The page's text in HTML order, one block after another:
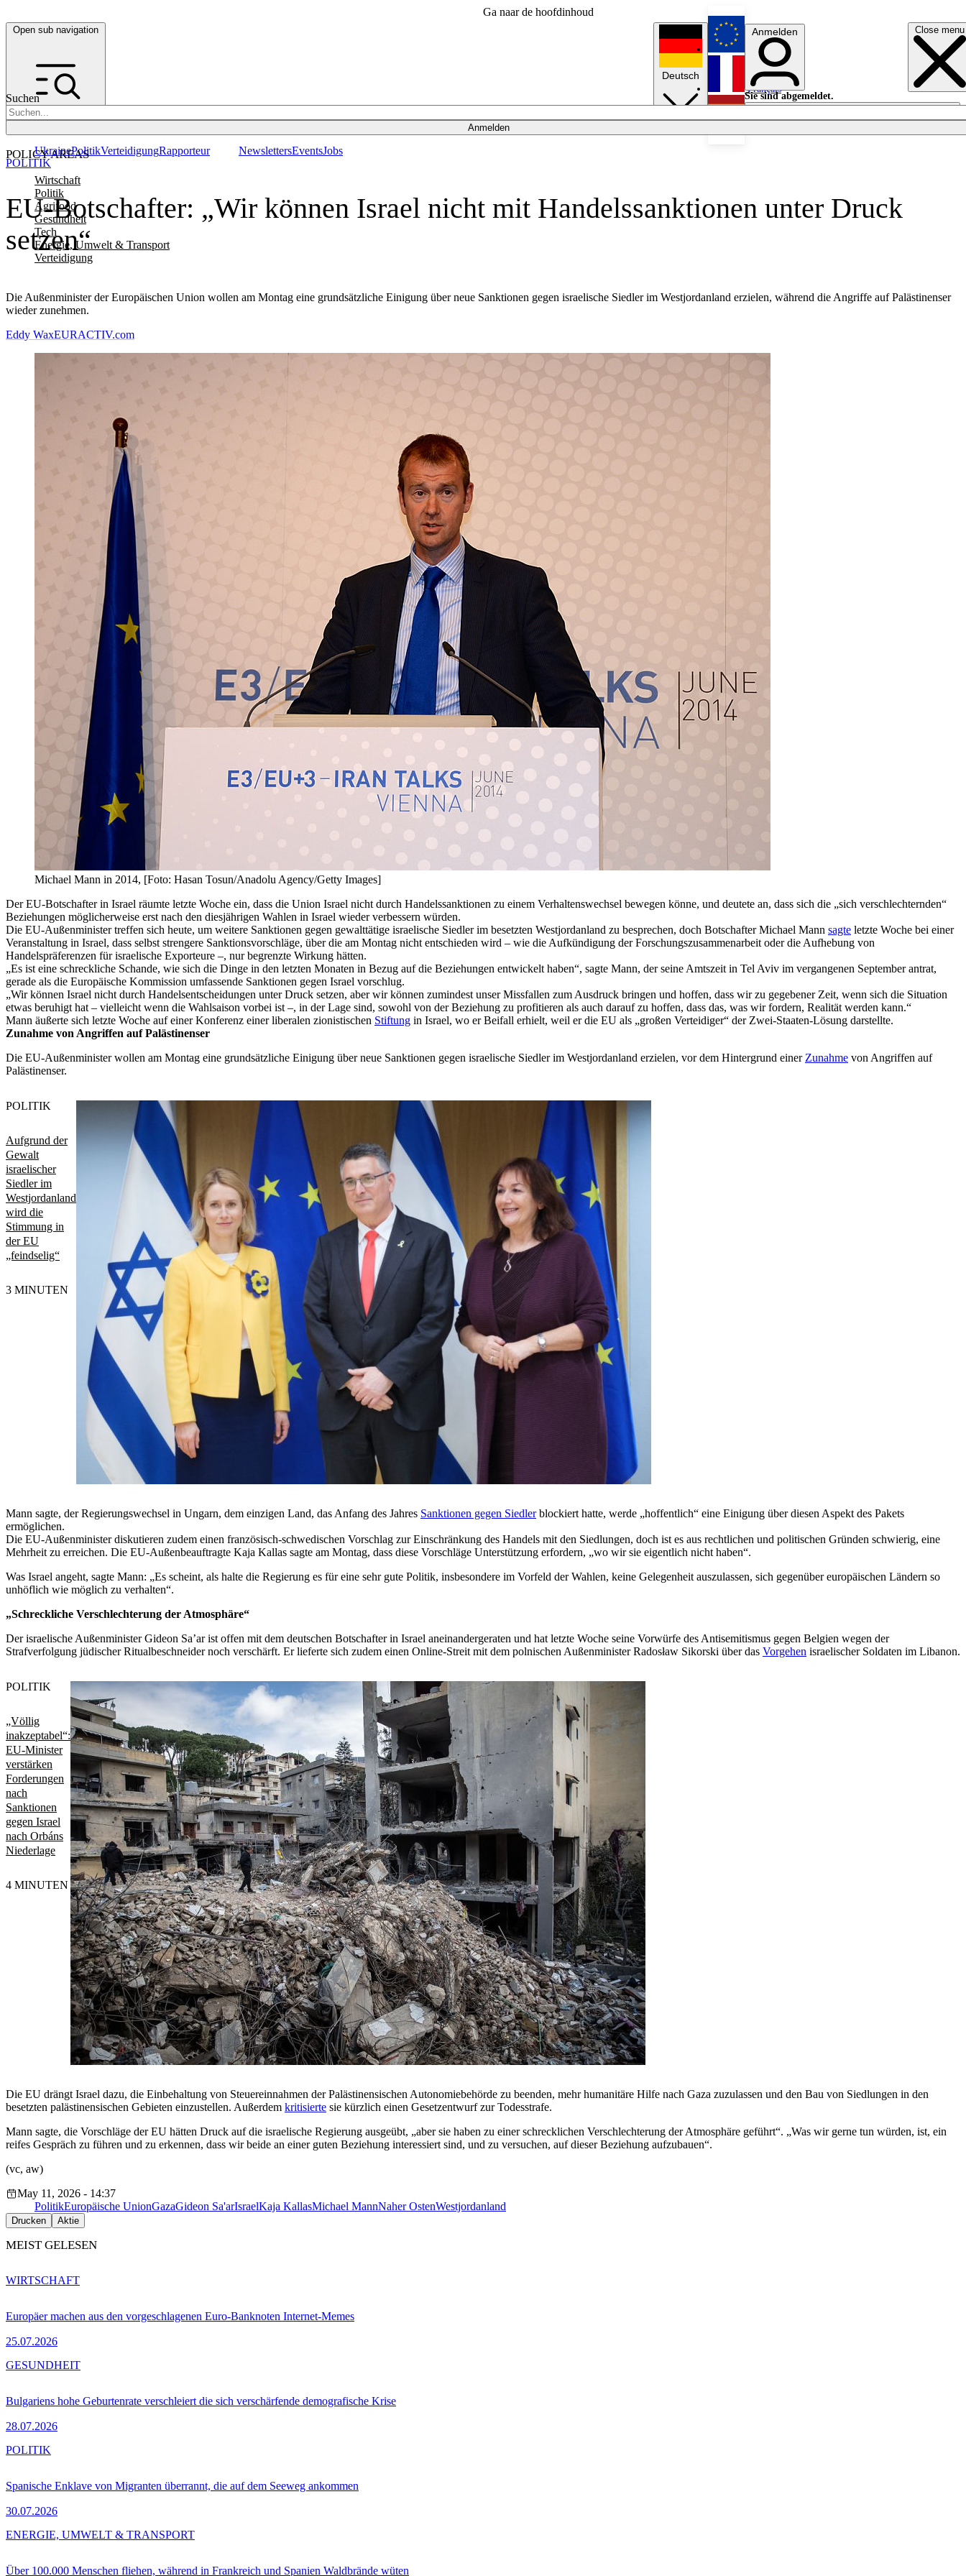
Ga naar de hoofdinhoud
Open sub navigation Close menu
Suchen
Anmelden
POLICY AREAS
Wirtschaft
Politik
Agrifood
Gesundheit
Tech
Energie, Umwelt & Transport
Verteidigung
UkrainePolitikVerteidigungRapporteur NewslettersEventsJobs
Deutsch
English
Français
Anmelden
Sie sind abgemeldet.
Anmelden
Licht aus
EU-Botschafter: „Wir können Israel nicht mit Handelssanktionen unter Druck
setzen“
Die Außenminister der Europäischen Union wollen am Montag eine grundsätzliche Einigung über neue Sanktionen gegen israelische Siedler im Westjordanland erzielen, während die Angriffe auf Palästinenser
wieder zunehmen.
POLITIK
Eddy WaxEURACTIV.com
Michael Mann in 2014, [Foto: Hasan Tosun/Anadolu Agency/Getty Images]
Der EU-Botschafter in Israel räumte letzte Woche ein, dass die Union Israel nicht durch Handelssanktionen zu einem Verhaltenswechsel bewegen könne, und deutete an, dass sich die „sich verschlechternden“
Beziehungen möglicherweise erst nach den diesjährigen Wahlen in Israel wieder verbessern würden.
Die EU-Außenminister treffen sich heute, um weitere Sanktionen gegen gewalttätige israelische Siedler im besetzten Westjordanland zu besprechen, doch Botschafter Michael Mann sagte letzte Woche bei einer
Veranstaltung in Israel, dass selbst strengere Sanktionsvorschläge, über die am Montag nicht entschieden wird – wie die Aufkündigung der Forschungszusammenarbeit oder die Aufhebung von
Handelspräferenzen für israelische Exporteure –, nur begrenzte Wirkung hätten.
„Es ist eine schreckliche Schande, wie sich die Dinge in den letzten Monaten in Bezug auf die Beziehungen entwickelt haben“, sagte Mann, der seine Amtszeit in Tel Aviv im vergangenen September antrat,
gerade als die Europäische Kommission umfassende Sanktionen gegen Israel vorschlug.
„Wir können Israel nicht durch Handelsentscheidungen unter Druck setzen, aber wir können zumindest unser Missfallen zum Ausdruck bringen und hoffen, dass wir zu gegebener Zeit, wenn sich die Situation
etwas beruhigt hat – vielleicht wenn die Wahlsaison vorbei ist –, in der Lage sind, sowohl von der Beziehung zu profitieren als auch darauf zu hoffen, dass das, was wir fordern, Realität werden kann.“
Mann äußerte sich letzte Woche auf einer Konferenz einer liberalen zionistischen Stiftung in Israel, wo er Beifall erhielt, weil er die EU als „großen Verteidiger“ der Zwei-Staaten-Lösung darstellte.
Zunahme von Angriffen auf Palästinenser
Die EU-Außenminister wollen am Montag eine grundsätzliche Einigung über neue Sanktionen gegen israelische Siedler im Westjordanland erzielen, vor dem Hintergrund einer Zunahme von Angriffen auf
Palästinenser.
Aufgrund der
Gewalt
israelischer
Siedler im
Westjordanland
wird die
Stimmung in
der EU
„feindselig“
POLITIK
3 MINUTEN
Mann sagte, der Regierungswechsel in Ungarn, dem einzigen Land, das Anfang des Jahres Sanktionen gegen Siedlerblockiert hatte, werde „hoffentlich“ eine Einigung über diesen Aspekt des Pakets
ermöglichen.
Die EU-Außenminister diskutieren zudem einen französisch-schwedischen Vorschlag zur Einschränkung des Handels mit den Siedlungen, doch ist es aus rechtlichen und politischen Gründen schwierig, eine
Mehrheit zu erreichen. Die EU-Außenbeauftragte Kaja Kallas sagte am Montag, dass diese Vorschläge Unterstützung erfordern, „wo wir sie eigentlich nicht haben“.
Was Israel angeht, sagte Mann: „Es scheint, als halte die Regierung es für eine sehr gute Politik, insbesondere im Vorfeld der Wahlen, keine Gelegenheit auszulassen, sich gegenüber europäischen Ländern so
unhöflich wie möglich zu verhalten“.
„Schreckliche Verschlechterung der Atmosphäre“
Der israelische Außenminister Gideon Sa’ar ist offen mit dem deutschen Botschafter in Israel aneinandergeraten und hat letzte Woche seine Vorwürfe des Antisemitismus gegen Belgien wegen der
Strafverfolgung jüdischer Ritualbeschneider noch verschärft. Er lieferte sich zudem einen Online-Streit mit dem polnischen Außenminister Radosław Sikorski über das Vorgehen israelischer Soldaten im Libanon.
„Völlig
inakzeptabel“:
EU-Minister
verstärken
Forderungen
nach
Sanktionen
gegen Israel
nach Orbáns
Niederlage
POLITIK
4 MINUTEN
Die EU drängt Israel dazu, die Einbehaltung von Steuereinnahmen der Palästinensischen Autonomiebehörde zu beenden, mehr humanitäre Hilfe nach Gaza zuzulassen und den Bau von Siedlungen in den
besetzten palästinensischen Gebieten einzustellen. Außerdem kritisierte sie kürzlich einen Gesetzentwurf zur Todesstrafe.
Mann sagte, die Vorschläge der EU hätten Druck auf die israelische Regierung ausgeübt, „aber sie haben zu einer schrecklichen Verschlechterung der Atmosphäre geführt“. „Was wir gerne tun würden, ist, ein
reifes Gespräch zu führen und zu erkennen, dass wir beide an einer guten Beziehung interessiert sind, und zu versuchen, auf dieser Beziehung aufzubauen“.
(vc, aw)
May 11, 2026 - 14:37
PolitikEuropäische UnionGazaGideon Sa'arIsraelKaja KallasMichael MannNaher OstenWestjordanland
Drucken Aktie
MEIST GELESEN
Europäer machen aus den vorgeschlagenen Euro-Banknoten Internet-Memes
25.07.2026
WIRTSCHAFT
Bulgariens hohe Geburtenrate verschleiert die sich verschärfende demografische Krise
28.07.2026
GESUNDHEIT
Spanische Enklave von Migranten überrannt, die auf dem Seeweg ankommen
30.07.2026
POLITIK
Über 100.000 Menschen fliehen, während in Frankreich und Spanien Waldbrände wüten
ENERGIE, UMWELT & TRANSPORT